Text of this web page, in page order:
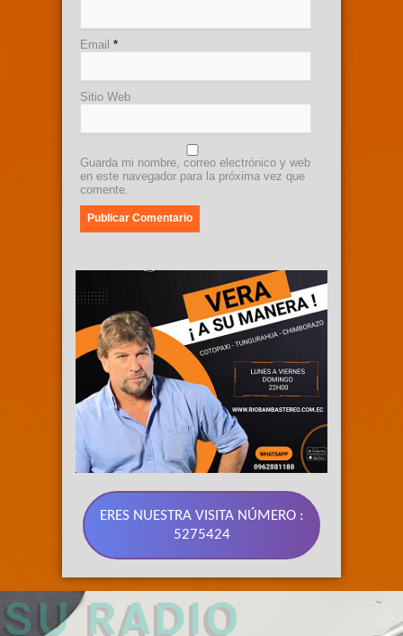
Email *
Sitio Web
Guarda mi nombre, correo electrónico y web
en este navegador para la próxima vez que
comente.
ERES NUESTRA VISITA NÚMERO :
5275424